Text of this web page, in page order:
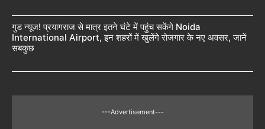
गुड न्यूज! प्रयागराज से मात्र इतने घंटे में पहुंच सकेंगे Noida
International Airport, इन शहरों में खुलेंगे रोजगार के नए अवसर, जानें
सबकुछ
---Advertisement---